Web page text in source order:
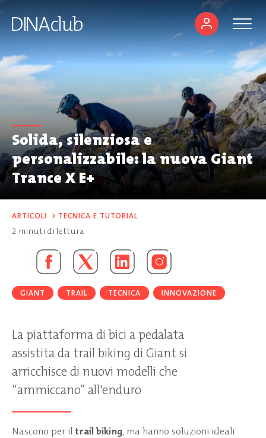
Solida, silenziosa e
personalizzabile: la nuova Giant
Trance X E+
ARTICOLI > TECNICA E TUTORIAL
2 minuti di lettura
GIANT TRAIL TECNICA INNOVAZIONE
La piattaforma di bici a pedalata
assistita da trail biking di Giant si
arricchisce di nuovi modelli che
“ammiccano” all'enduro
Nascono per il trail biking, ma hanno soluzioni ideali